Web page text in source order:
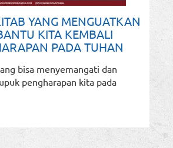
YANG MENGUATKAN
KITA KEMBALI
PADA TUHAN
bisa menyemangati dan
pengharapan kita pada